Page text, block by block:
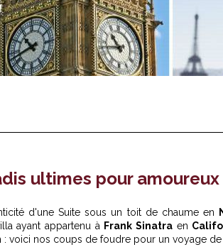
ultimes pour
d'une Suite sous un toit de chaume en
ayant appartenu à Frank Sinatra en
: voici nos coups de foudre pour un voyage